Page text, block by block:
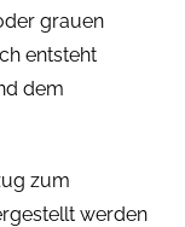
grauen
entsteht
dem
zum
werden